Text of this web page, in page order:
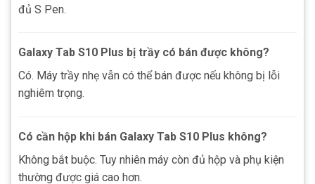
đủ S Pen.
Galaxy Tab S10 Plus bị trầy có bán được không?
Có. Máy trầy nhẹ vẫn có thể bán được nếu không bị lỗi
nghiêm trọng.
Có cần hộp khi bán Galaxy Tab S10 Plus không?
Không bắt buộc. Tuy nhiên máy còn đủ hộp và phụ kiện
thường được giá cao hơn.